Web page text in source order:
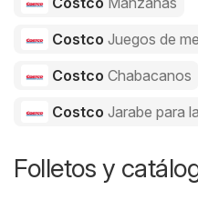
Costco Juegos de
Costco Chabacanos
Costco Jarabe para
Folletos y